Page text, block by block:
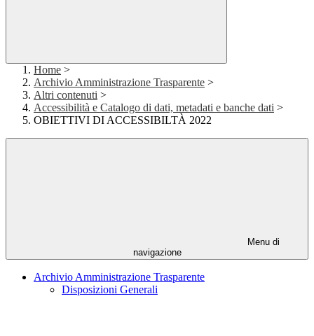
Home >
Archivio Amministrazione Trasparente >
Altri contenuti >
Accessibilità e Catalogo di dati, metadati e banche dati >
OBIETTIVI DI ACCESSIBILTÀ 2022
Menu di
navigazione
Archivio Amministrazione Trasparente
Disposizioni Generali